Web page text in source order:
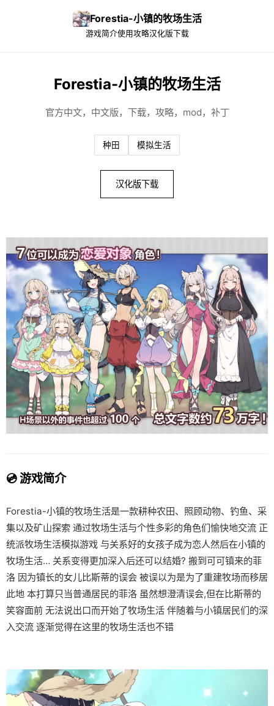
Forestia-小镇的牧场生活
游戏简介使用攻略汉化版下载
Forestia-小镇的牧场生活
官方中文，中文版，下载，攻略，mod，补丁
种田 模拟生活
汉化版下载
💿 游戏简介
Forestia-小镇的牧场生活是一款耕种农田、照顾动物、钓鱼、采
集以及矿山探索 通过牧场生活与个性多彩的角色们愉快地交流 正
统派牧场生活模拟游戏 与关系好的女孩子成为恋人然后在小镇的
牧场生活… 关系变得更加深入后还可以结婚? 搬到可可镇来的菲
洛 因为镇长的女儿比斯蒂的误会 被误以为是为了重建牧场而移居
此地 本打算只当普通居民的菲洛 虽然想澄清误会,但在比斯蒂的
笑容面前 无法说出口而开始了牧场生活 伴随着与小镇居民们的深
入交流 逐渐觉得在这里的牧场生活也不错